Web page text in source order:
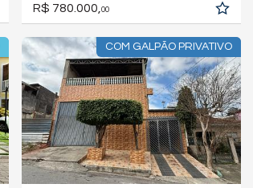
R$ 780.000, 00
COM GALPÃO PRIVATIVO